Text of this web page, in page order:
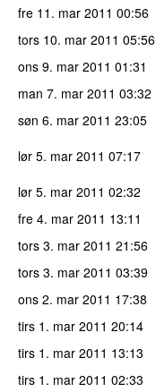
fre 11. mar 2011 00:56
tors 10. mar 2011 05:56
ons 9. mar 2011 01:31
man 7. mar 2011 03:32
søn 6. mar 2011 23:05
lør 5. mar 2011 07:17
lør 5. mar 2011 02:32
fre 4. mar 2011 13:11
tors 3. mar 2011 21:56
tors 3. mar 2011 03:39
ons 2. mar 2011 17:38
tirs 1. mar 2011 20:14
tirs 1. mar 2011 13:13
tirs 1. mar 2011 02:33